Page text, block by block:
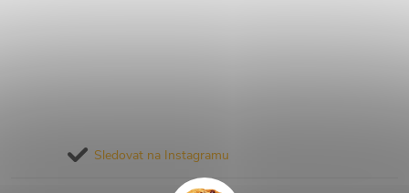
Sledovat na Instagramu